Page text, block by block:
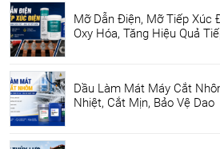
Mỡ Dẫn Điện, Mỡ Tiếp Xúc
Oxy Hóa, Tăng Hiệu Quả
Dầu Làm Mát Máy Cắt
Nhiệt, Cắt Mịn, Bảo Vệ Dao